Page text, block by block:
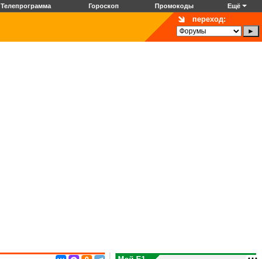
Телепрограмма Гороскоп Промокоды Ещё
переход: